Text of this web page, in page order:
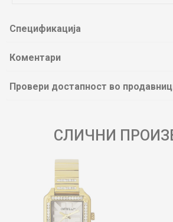
Спецификација
Коментари
Провери достапност во
СЛИЧНИ